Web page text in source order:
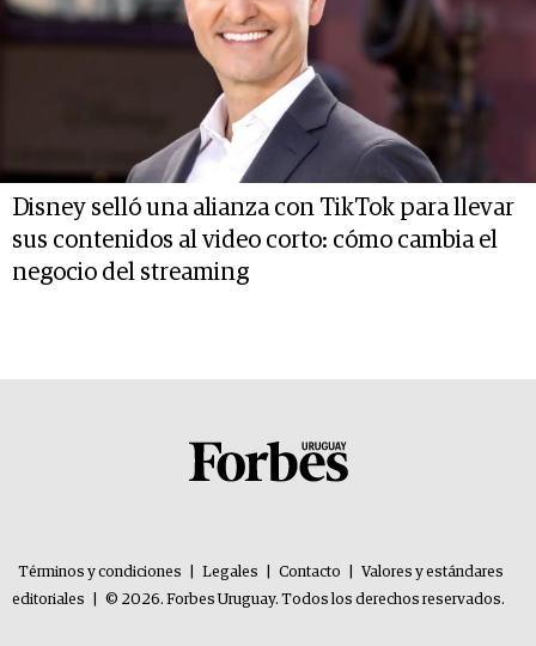
Disney selló una alianza con TikTok para llevar
sus contenidos al video corto: cómo cambia el
negocio del streaming
Términos y condiciones Legales Contacto
Valores y estándares
editoriales
© 2026. Forbes Uruguay. Todos los derechos reservados.